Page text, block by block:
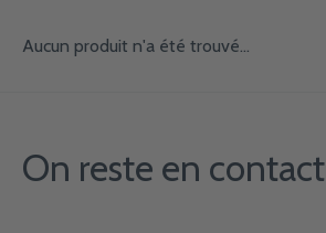
Aucun produit n'a été trouvé...
On reste en contact